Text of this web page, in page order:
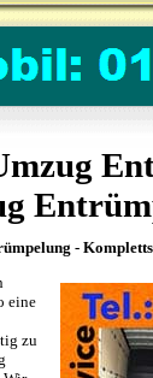
-
eine
zu